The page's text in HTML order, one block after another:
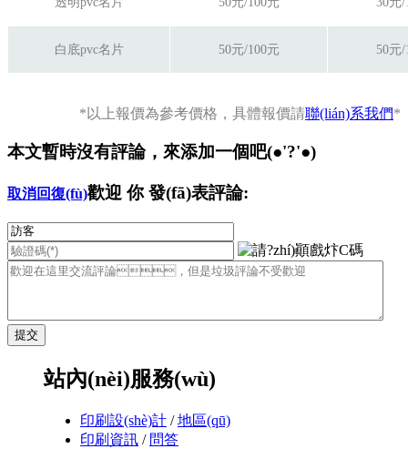
白底pvc名片 50元/100元 50元/
*以上報價為參考價格，具體報價請聯(lián)系我們*
本文暫時沒有評論，來添加一個吧(●'?'●)
取消回復(fù)歡迎 你發(fā)表評論:
站內(nèi)服務(wù)
印刷設(shè)計 /地區(qū)
印刷資訊 / 問答